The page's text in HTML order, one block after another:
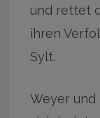
und rettet
ihren
Sylt.
Weyer und